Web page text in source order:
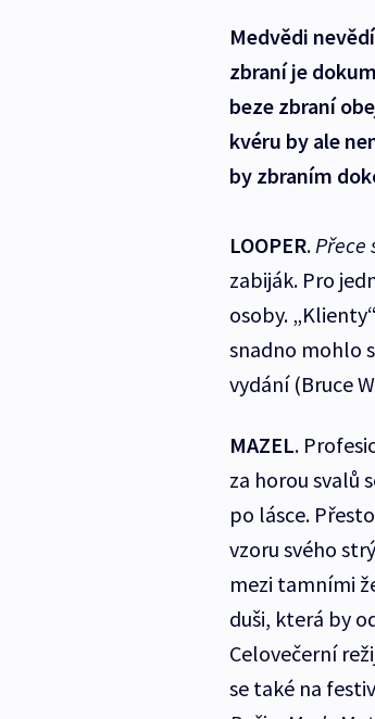
Medvědi
zbraní je
beze zbraní
kvéru by ale
by zbraním
LOOPER. Přece
zabiják. Pro
osoby.
snadno mohlo
vydání (Bruce
MAZEL.
za horou svalů
po lásce.
vzoru svého
mezi tamními
duši, která by
Celovečerní
se také na